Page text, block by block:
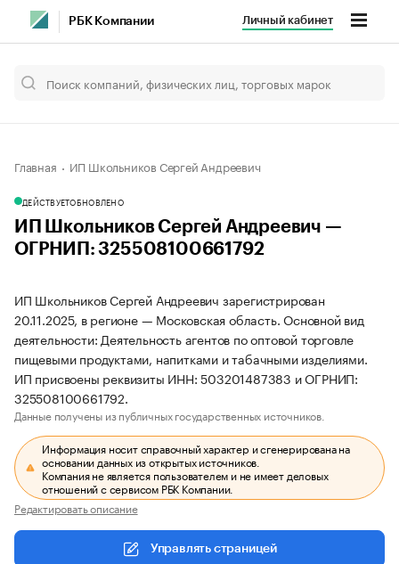
РБК Компании Личный кабинет
Главная ИП Школьников Сергей Андреевич
ДЕЙСТВУЕТОБНОВЛЕНО
ИП Школьников Сергей Андреевич —
ОГРНИП: 325508100661792
ИП Школьников Сергей Андреевич зарегистрирован
20.11.2025, в регионе — Московская область. Основной вид
деятельности: Деятельность агентов по оптовой торговле
пищевыми продуктами, напитками и табачными изделиями.
ИП присвоены реквизиты ИНН: 503201487383 и ОГРНИП:
325508100661792.
Данные получены из публичных государственных источников.
Информация носит справочный характер и сгенерирована на
основании данных из открытых источников.
Компания не является пользователем и не имеет деловых
отношений с сервисом РБК Компании.
Редактировать описание
Управлять страницей